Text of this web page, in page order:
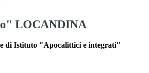
LOCANDINA
di Istituto "Apocalittici e integrati"